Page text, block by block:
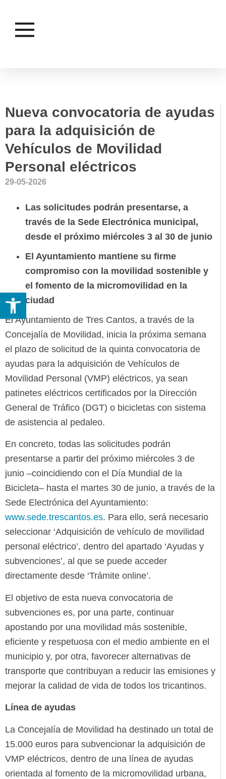
Nueva convocatoria de ayudas
para la adquisición de
Vehículos de Movilidad
Personal eléctricos
29-05-2026
Las solicitudes podrán presentarse, a
través de la Sede Electrónica municipal,
desde el próximo miércoles 3 al 30 de junio
El Ayuntamiento mantiene su firme
compromiso con la movilidad sostenible y
el fomento de la micromovilidad en la
ciudad
El Ayuntamiento de Tres Cantos, a través de la
Concejalía de Movilidad, inicia la próxima semana
el plazo de solicitud de la quinta convocatoria de
ayudas para la adquisición de Vehículos de
Movilidad Personal (VMP) eléctricos, ya sean
patinetes eléctricos certificados por la Dirección
General de Tráfico (DGT) o bicicletas con sistema
de asistencia al pedaleo.
En concreto, todas las solicitudes podrán
presentarse a partir del próximo miércoles 3 de
junio –coincidiendo con el Día Mundial de la
Bicicleta– hasta el martes 30 de junio, a través de la
Sede Electrónica del Ayuntamiento:
www.sede.trescantos.es. Para ello, será necesario
seleccionar ‘Adquisición de vehículo de movilidad
personal eléctrico’, dentro del apartado ‘Ayudas y
subvenciones’, al que se puede acceder
directamente desde ‘Trámite online’.
El objetivo de esta nueva convocatoria de
subvenciones es, por una parte, continuar
apostando por una movilidad más sostenible,
eficiente y respetuosa con el medio ambiente en el
municipio y, por otra, favorecer alternativas de
transporte que contribuyan a reducir las emisiones y
mejorar la calidad de vida de todos los tricantinos.
Línea de ayudas
La Concejalía de Movilidad ha destinado un total de
15.000 euros para subvencionar la adquisición de
VMP eléctricos, dentro de una línea de ayudas
orientada al fomento de la micromovilidad urbana,
Abrir barra de herramientas